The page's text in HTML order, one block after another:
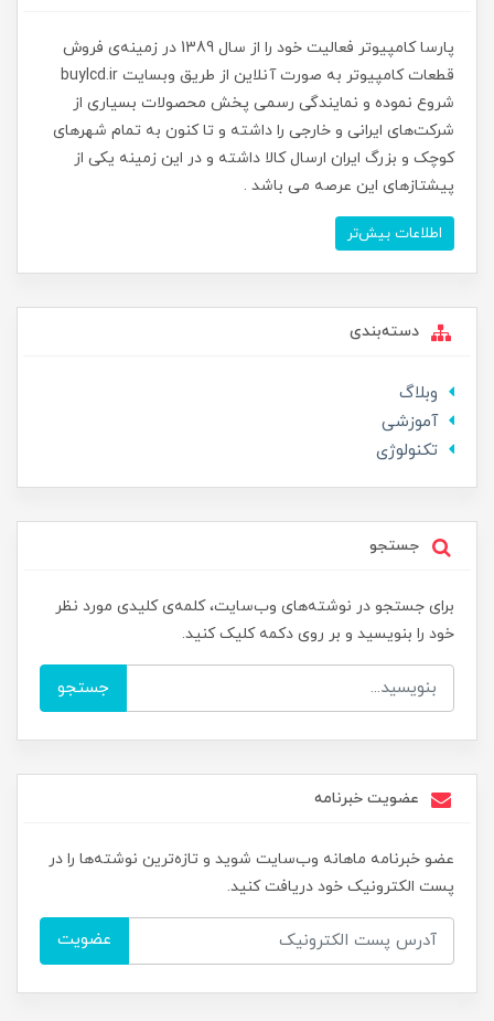
پارسا کامپیوتر فعالیت خود را از سال 1389 در زمینه‌ی فروش
قطعات کامپیوتر به صورت آنلاین از طریق وبسایت buylcd.ir
شروع نموده و نمایندگی رسمی پخش محصولات بسیاری از
شرکت‌های ایرانی و خارجی را داشته و تا کنون به تمام شهرهای
کوچک و بزرگ ایران ارسال کالا داشته و در این زمینه یکی از
پیشتازهای این عرصه می باشد .
اطلاعات بیش‌تر
دسته‌بندی
وبلاگ
آموزشی
تکنولوژی
جستجو
برای جستجو در نوشته‌های وب‌سایت، کلمه‌ی کلیدی مورد نظر
خود را بنویسید و بر روی دکمه کلیک کنید.
جستجو
عضویت خبرنامه
عضو خبرنامه ماهانه وب‌سایت شوید و تازه‌ترین نوشته‌ها را در
پست الکترونیک خود دریافت کنید.
عضویت